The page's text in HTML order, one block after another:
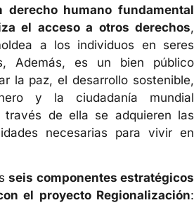
derecho humano fundamental
el acceso a otros derechos,
a los individuos en seres
Además, es un bien público
la paz, el desarrollo sostenible,
y la ciudadanía mundial
través de ella se adquieren las
necesarias para vivir en
seis componentes estratégicos
el proyecto Regionalización: